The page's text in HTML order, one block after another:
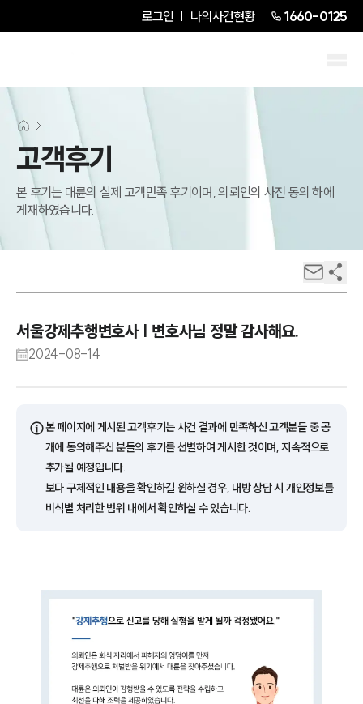
로그인 나의사건현황 1660-0125
고객후기
본 후기는 대륜의 실제 고객만족 후기이며, 의뢰인의 사전 동의 하에
게재하였습니다.
서울강제추행변호사 | 변호사님 정말 감사해요.
2024-08-14
ⓘ본 페이지에 게시된 고객후기는 사건 결과에 만족하신 고객분들 중 공
개에 동의해주신 분들의 후기를 선별하여 게시한 것이며, 지속적으로
추가될 예정입니다.
보다 구체적인 내용을 확인하길 원하실 경우, 내방 상담 시 개인정보를
비식별 처리한 범위 내에서 확인하실 수 있습니다.